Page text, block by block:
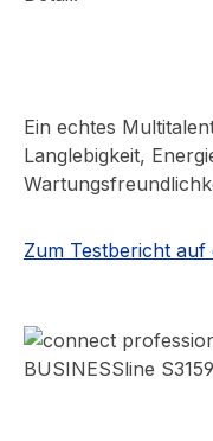
Ein echtes
Langlebigkeit,
Zum Testbericht